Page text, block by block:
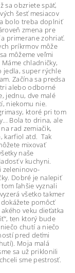
sa obzriete späť,
šesť mesiacov
bolo treba doplniť
zmena pre
primerane zohriať.
príkrmov môže
môžeme veľmi
chladničky,
jedla, super rýchle
Začína sa predsa
alebo odborné
jednu, dve malé
niekomu nie.
ktoré pri tom
Bola to drina, ale
rad zemiačik,
karfiol atd. Tak
mixovať
naše
v kuchyni.
zeleninovo-
Dobré je nalepiť
ľahšie vyznali
všetko takmer
pomôcť
veku dieťatka
ten ktorý bude
chutí a niečo
pred deťmi
Moja malá
sa už priklonili
sme pestrosť.